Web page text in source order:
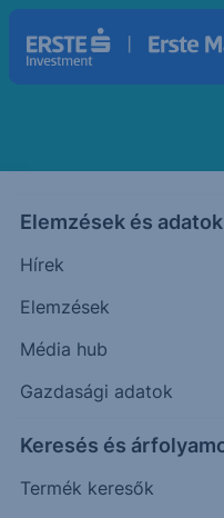
Elemzések és adatok
Hírek
Elemzések
Média hub
Gazdasági adatok
Keresés és
Termék keresők
Balog Enikő
Bróker